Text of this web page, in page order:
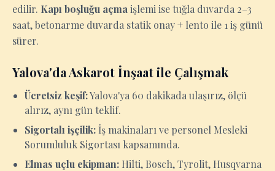
edilir. Kapı boşluğu açma işlemi ise tuğla duvarda 2–3
saat, betonarme duvarda statik onay + lento ile 1 iş günü
sürer.
Yalova'da Askarot İnşaat ile Çalışmak
Ücretsiz keşif:Yalova'ya 60 dakikada ulaşırız, ölçü
alırız, aynı gün teklif.
Sigortalı işçilik: İş makinaları ve personel Mesleki
Sorumluluk Sigortası kapsamında.
Elmas uçlu ekipman: Hilti, Bosch, Tyrolit, Husqvarna